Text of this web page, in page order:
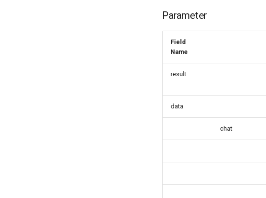
Parameter
Field
Name
result
data
chat